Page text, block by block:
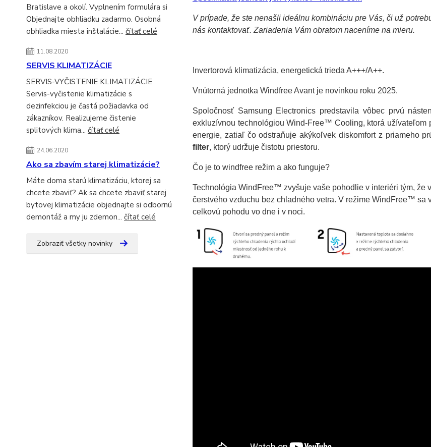
Bratislave a okolí. Vyplnením formulára si
Objednajte obhliadku zadarmo. Osobná
obhliadka miesta inštalácie... čítať celé
11.08.2020
SERVIS KLIMATIZÁCIE
SERVIS-VYČISTENIE KLIMATIZÁCIE
Servis-vyčistenie klimatizácie s
dezinfekciou je častá požiadavka od
zákazníkov. Realizujeme čistenie
splitových klima... čítať celé
24.06.2020
Ako sa zbavím starej klimatizácie?
Máte doma starú klimatizáciu, ktorej sa
chcete zbaviť? Ak sa chcete zbaviť starej
bytovej klimatizácie objednajte si odbornú
demontáž a my ju zdemon... čítať celé
Zobraziť všetky novinky
V prípade, že ste nenašli ideálnu kombináciu pre Vás, či už
nás kontaktovať. Zariadenia Vám obratom naceníme na mieru.
Invertorová klimatizácia, energetická trieda A+++/A++.
Vnútorná jednotka Windfree Avant je novinkou roku 2025.
Spoločnosť Samsung Electronics predstavila vôbec prvú
exkluzívnou technológiou Wind-Free™ Cooling, ktorá
energie, zatiaľ čo odstraňuje akýkoľvek diskomfort z priameho
filter, ktorý udržuje čistotu priestoru.
Čo je to windfree režim a ako funguje?
Technológia WindFree™ zvyšuje vaše pohodlie v interiéri tým, že
čerstvého vzduchu bez chladného vetra. V režime WindFree™ sa
celkovú pohodu vo dne i v noci.